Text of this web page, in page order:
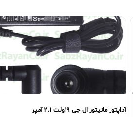
آداپتور مانیتور ال جی 19ولت 2.1 آمپر